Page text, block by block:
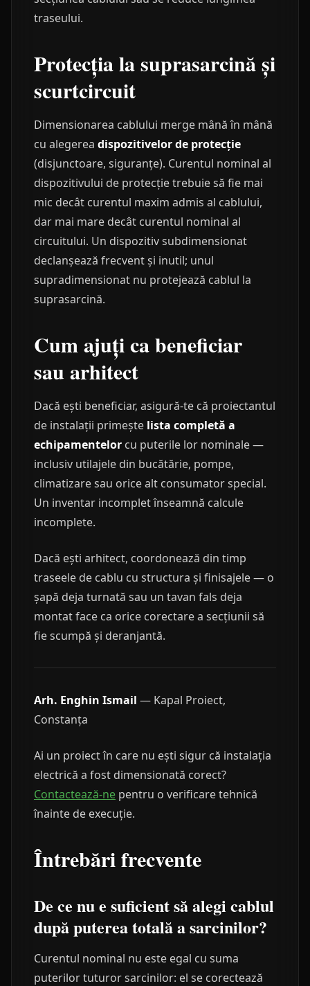
traseului.
Protecția la suprasarcină și
scurtcircuit
Dimensionarea cablului merge mână în mână
cu alegerea dispozitivelor de protecție
(disjunctoare, siguranțe). Curentul nominal al
dispozitivului de protecție trebuie să fie mai
mic decât curentul maxim admis al cablului,
dar mai mare decât curentul nominal al
circuitului. Un dispozitiv subdimensionat
declanșează frecvent și inutil; unul
supradimensionat nu protejează cablul la
suprasarcină.
Cum ajuți ca beneficiar
sau arhitect
Dacă ești beneficiar, asigură-te că proiectantul
de instalații primește lista completă a
echipamentelor cu puterile lor nominale —
inclusiv utilajele din bucătărie, pompe,
climatizare sau orice alt consumator special.
Un inventar incomplet înseamnă calcule
incomplete.
Dacă ești arhitect, coordonează din timp
traseele de cablu cu structura și finisajele — o
șapă deja turnată sau un tavan fals deja
montat face ca orice corectare a secțiunii să
fie scumpă și deranjantă.
Arh. Enghin Ismail — Kapal Proiect,
Constanța
Ai un proiect în care nu ești sigur că instalația
electrică a fost dimensionată corect?
Contactează-ne pentru o verificare tehnică
înainte de execuție.
Întrebări frecvente
De ce nu e suficient să alegi cablul
după puterea totală a sarcinilor?
Curentul nominal nu este egal cu suma
puterilor tuturor sarcinilor: el se corectează